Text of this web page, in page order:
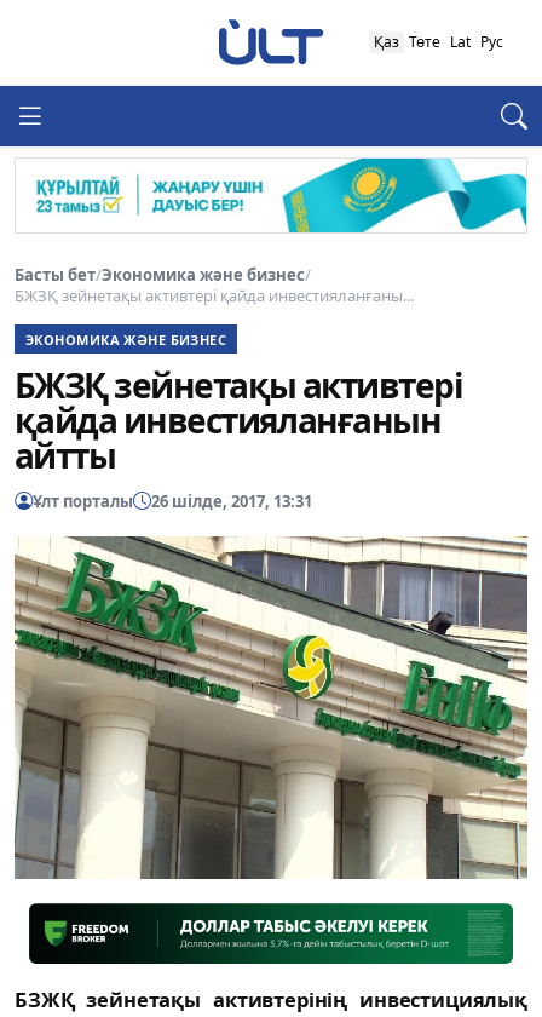
Қаз Төте Lat Рус
Басты бет/Экономика және бизнес/
БЖЗҚ зейнетақы активтері қайда инвестияланғаны...
ЭКОНОМИКА ЖӘНЕ БИЗНЕС
БЖЗҚ зейнетақы активтері
қайда инвестияланғанын
айтты
Ұлт порталы 26 шілде, 2017, 13:31
БЗЖҚ зейнетақы активтерінің инвестициялық